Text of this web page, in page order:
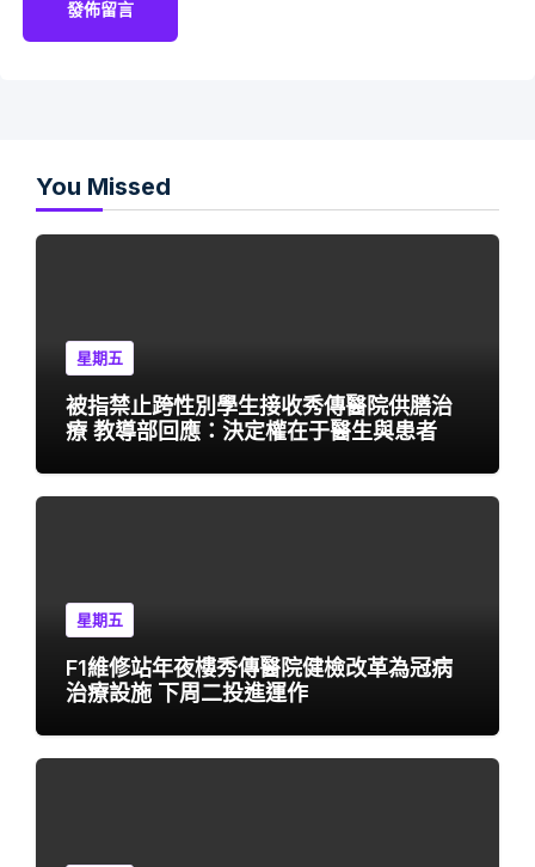
You Missed
星期五
被指禁止跨性別學生接收秀傳醫院供膳治
療 教導部回應：決定權在于醫生與患者
星期五
F1維修站年夜樓秀傳醫院健檢改革為冠病
治療設施 下周二投進運作